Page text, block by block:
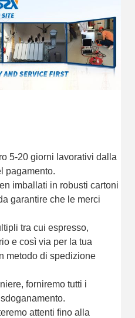
5-20 giorni lavorativi dalla
pagamento.
imballati in robusti cartoni
garantire che le merci
tra cui espresso,
e così via per la tua
metodo di spedizione
forniremo tutti i
attenti fino alla